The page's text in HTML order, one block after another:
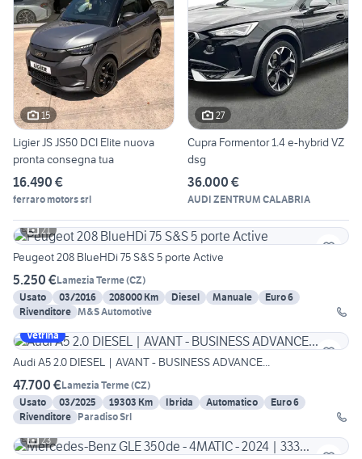
15
Ligier JS JS50 DCI Elite nuova
pronta consegna tua
16.490 €
ferraro motors srl
27
Cupra Formentor 1.4 e-hybrid VZ
dsg
36.000 €
AUDI ZENTRUM CALABRIA
21
Peugeot 208 BlueHDi 75 S&S 5 porte Active
5.250 €Lamezia Terme(CZ)
Usato
03/2016 208000 Km Diesel Manuale
Euro 6
Rivenditore M&S Automotive
Vetrina
Audi A5 2.0 DIESEL | AVANT - BUSINESS ADVANCE...
47.700 €Lamezia Terme(CZ)
Usato
03/2025 19303 Km Ibrida Automatico
Euro 6
Rivenditore Paradiso Srl
23